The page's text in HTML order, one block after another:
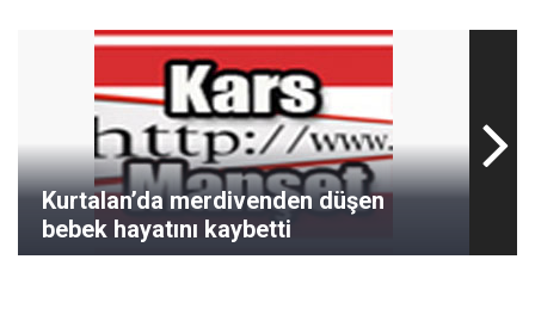
Kurtalan’da merdivenden düşen
bebek hayatını kaybetti